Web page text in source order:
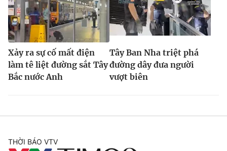
Xảy ra sự cố mất điện
làm tê liệt đường sắt Tây
Bắc nước Anh
Tây Ban Nha triệt phá
đường dây đưa người
vượt biên
THỜI BÁO VTV